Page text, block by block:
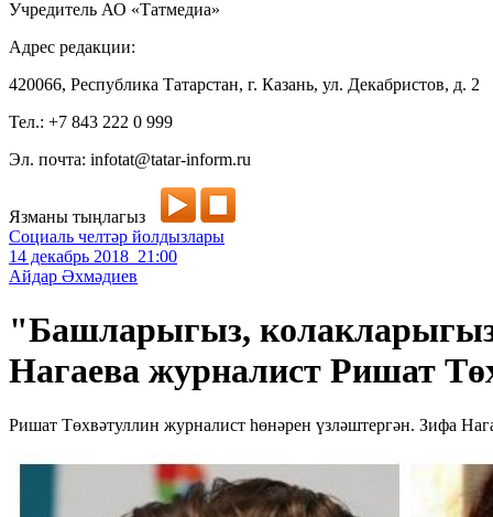
Учредитель АО «Татмедиа»
Адрес редакции:
420066, Республика Татарстан, г. Казань, ул. Декабристов, д. 2
Тел.: +7 843 222 0 999
Эл. почта: infotat@tatar-inform.ru
Язманы тыңлагыз
Социаль челтәр йолдызлары
14 декабрь 2018 21:00
Айдар Әхмәдиев
"Башларыгыз,
Нагаева журналист Ришат
Ришат Төхвәтуллин журналист һөнәрен үзләштергән. Зифа